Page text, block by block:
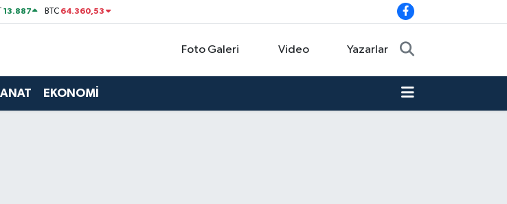
13.887 BTC 64.360,53
Foto Galeri Video Yazarlar
EKONOMİ